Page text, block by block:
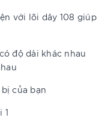
với lõi dây 108 giúp
độ dài khác nhau
của bạn
1